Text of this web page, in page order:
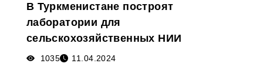
Медиа
Афиша
В Туркменистане построят
лаборатории для
сельскохозяйственных НИИ
1035 11.04.2024